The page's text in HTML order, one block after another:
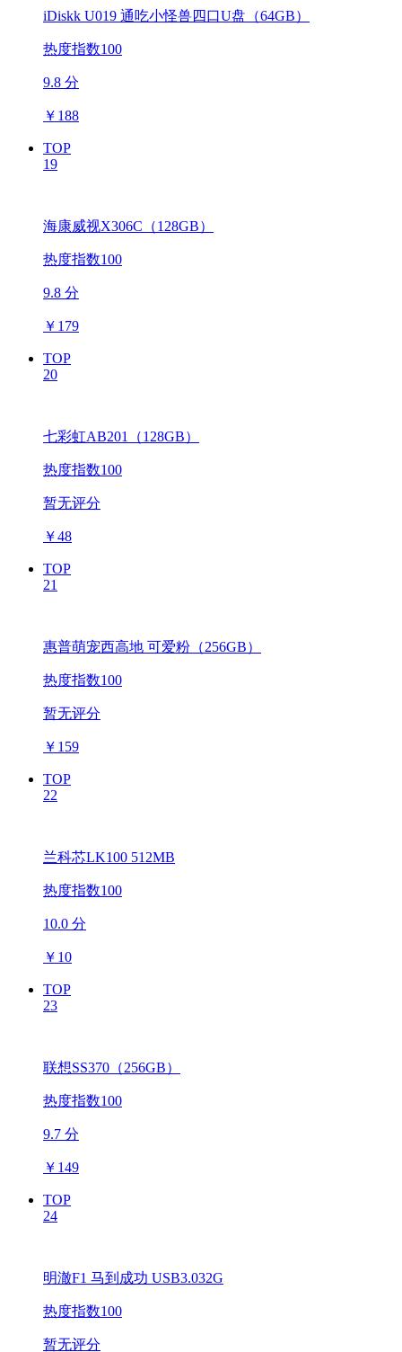
iDiskk U019 通吃小怪兽四口U盘（64GB）
热度指数100
9.8 分
￥ 188
TOP
19
海康威视X306C（128GB）
热度指数100
9.8 分
￥ 179
TOP
20
七彩虹AB201（128GB）
热度指数100
暂无评分
￥48
TOP
21
惠普萌宠西高地 可爱粉（256GB）
热度指数100
暂无评分
￥ 159
TOP
22
兰科芯LK100 512MB
热度指数100
10.0 分
￥ 10
TOP
23
联想SS370（256GB）
热度指数100
9.7 分
￥ 149
TOP
24
明澈F1 马到成功 USB3.032G
热度指数100
暂无评分